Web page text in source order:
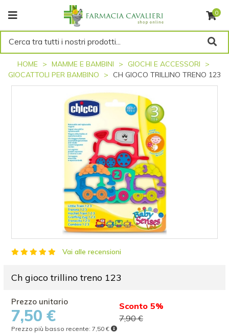
0
Cerca tra tutti i nostri prodotti...
HOME MAMME E BAMBINI
GIOCHI E ACCESSORI
GIOCATTOLI PER BAMBINO
CH GIOCO TRILLINO TRENO 123
Vai alle recensioni
Ch gioco trillino treno 123
7,50 €
Sconto 5%
7,90 €
Prezzo più basso recente:7,50 €